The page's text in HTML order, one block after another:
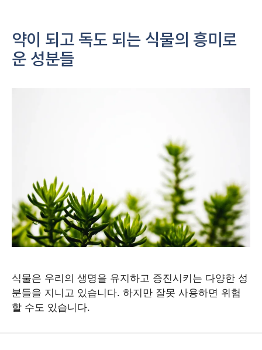
약이 되고 독도 되는 식물의 흥미로
운 성분들
식물은 우리의 생명을 유지하고 증진시키는 다양한 성
분들을 지니고 있습니다. 하지만 잘못 사용하면 위험
할 수도 있습니다.